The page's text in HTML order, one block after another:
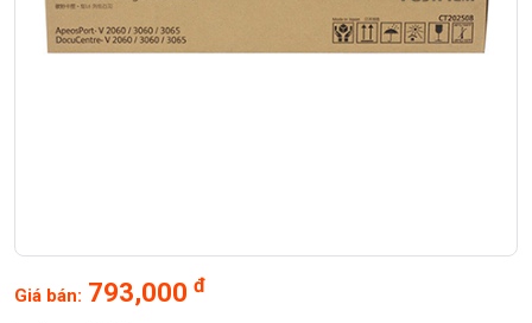
Giá bán: 793,000 đ